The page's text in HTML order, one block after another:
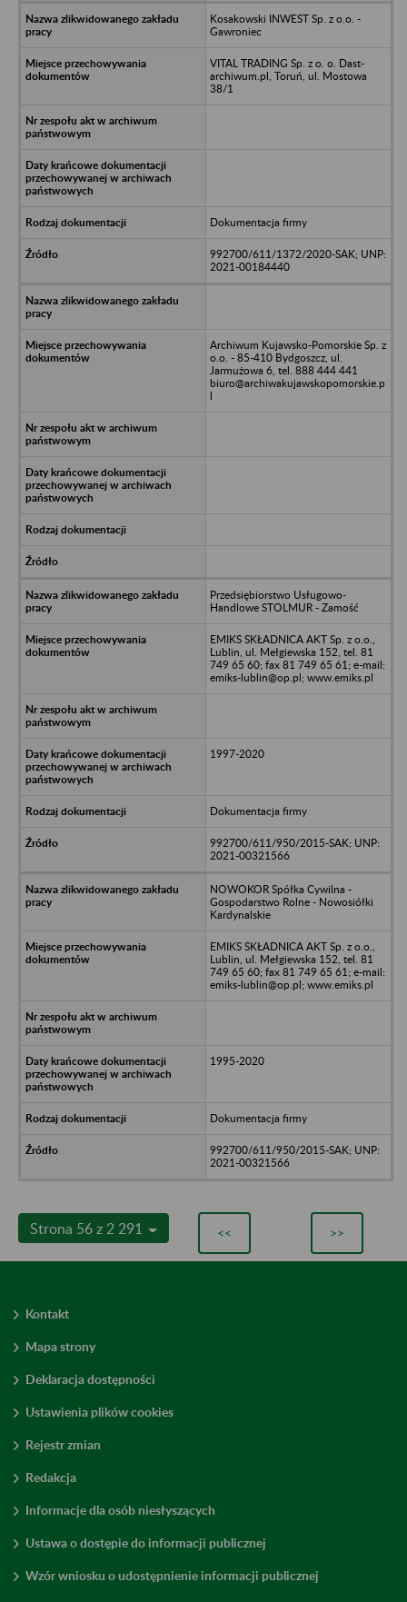
Kosakowski INWEST Sp. z o.o. -
Gawroniec
VITAL TRADING Sp. z o. o. Dast-
archiwum.pl, Toruń, ul. Mostowa
38/1
Dokumentacja firmy
992700/611/1372/2020-SAK; UNP:
2021-00184440
Archiwum Kujawsko-Pomorskie Sp. z
o.o. - 85-410 Bydgoszcz, ul.
Jarmużowa 6, tel. 888 444 441
biuro@archiwakujawskopomorskie.p
l
Przedsiębiorstwo Usługowo-
Handlowe STOLMUR - Zamość
EMIKS SKŁADNICA AKT Sp. z o.o.,
Lublin, ul. Mełgiewska 152, tel. 81
749 65 60; fax 81 749 65 61; e-mail:
emiks-lublin@op.pl; www.emiks.pl
1997-2020
Dokumentacja firmy
992700/611/950/2015-SAK; UNP:
2021-00321566
NOWOKOR Spółka Cywilna -
Gospodarstwo Rolne - Nowosiółki
Kardynalskie
EMIKS SKŁADNICA AKT Sp. z o.o.,
Lublin, ul. Mełgiewska 152, tel. 81
749 65 60; fax 81 749 65 61; e-mail:
emiks-lublin@op.pl; www.emiks.pl
1995-2020
Dokumentacja firmy
992700/611/950/2015-SAK; UNP:
2021-00321566
Strona 56 z 2 291 << >>
Kontakt
Mapa strony
Deklaracja dostępności
Ustawienia plików cookies
Rejestr zmian
Redakcja
Informacje dla osób niesłyszących
Ustawa o dostępie do informacji publicznej
Wzór wniosku o udostępnienie informacji publicznej